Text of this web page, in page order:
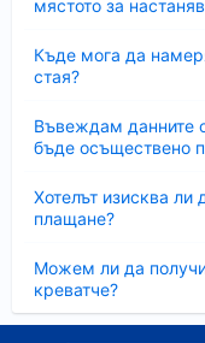
мястото за
Къде мога да
стая?
Въвеждам данните
бъде осъществено
Хотелът изисква ли
плащане?
Можем ли да
креватче?